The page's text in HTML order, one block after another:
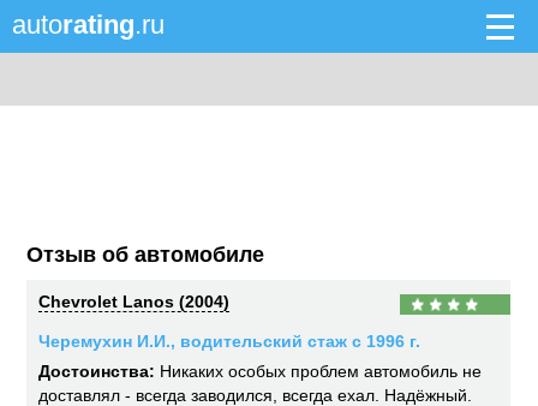
autorating.ru
Отзыв об автомобиле
Chevrolet Lanos (2004)
Черемухин И.И., водительский стаж с 1996 г.
Достоинства: Никаких особых проблем автомобиль не
доставлял - всегда заводился, всегда ехал. Надёжный.